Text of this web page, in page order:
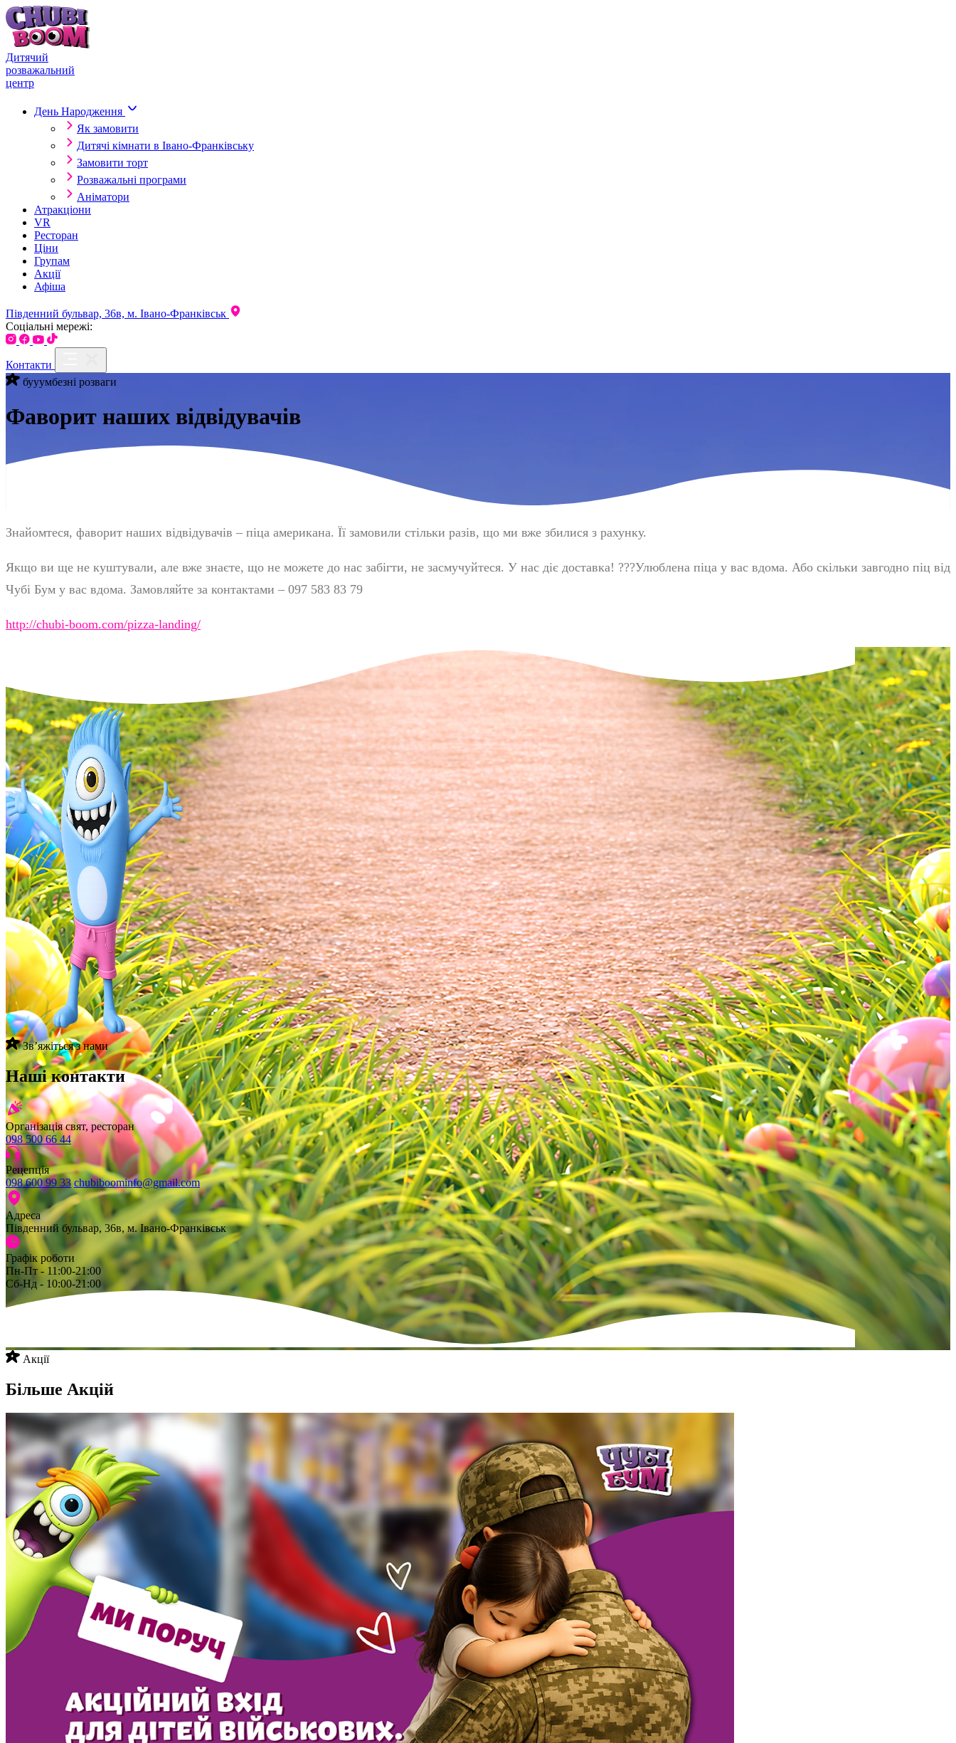
Skip to content
Дитячий
розважальний
центр
День Народження
Як замовити
Дитячі кімнати в Івано-Франківську
Замовити торт
Розважальні програми
Аніматори
Атракціони
VR
Ресторан
Ціни
Групам
Акції
Афіша
Південний бульвар, 36в, м. Івано-Франківськ
Соціальні мережі:
Контакти
бууумбезні розваги
Фаворит наших відвідувачів
Знайомтеся, фаворит наших відвідувачів – піца американа. Її замовили стільки разів, що ми вже збилися з рахунку.
Якщо ви ще не куштували, але вже знаєте, що не можете до нас забігти, не засмучуйтеся. У нас діє доставка! ???Улюблена піца у вас вдома. Або скільки завгодно піц від
Чубі Бум у вас вдома. Замовляйте за контактами – 097 583 83 79
http://chubi-boom.com/pizza-landing/
Звʼяжіться з нами
Наші контакти
Організація свят, ресторан
098 500 66 44
Рецепція
098 600 99 33 chubiboominfo@gmail.com
Адреса
Південний бульвар, 36в, м. Івано-Франківськ
Графік роботи
Пн-Пт - 11:00-21:00
Сб-Нд - 10:00-21:00
Акції
Більше Акцій